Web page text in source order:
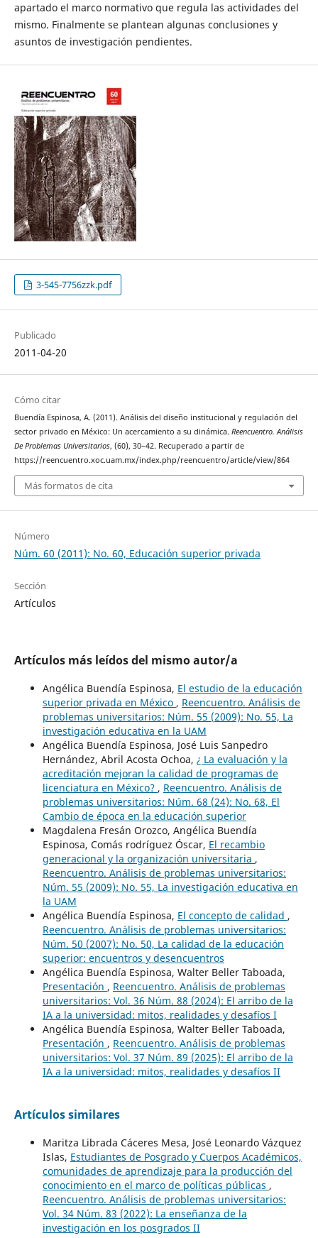
apartado el marco normativo que regula las actividades del
mismo. Finalmente se plantean algunas conclusiones y
asuntos de investigación pendientes.
3-545-7756zzk.pdf
Publicado
2011-04-20
Cómo citar
Buendía Espinosa, A. (2011). Análisis del diseño institucional y regulación del
sector privado en México: Un acercamiento a su dinámica. Reencuentro. Análisis
De Problemas Universitarios, (60), 30–42. Recuperado a partir de
https://reencuentro.xoc.uam.mx/index.php/reencuentro/article/view/864
Más formatos de cita
Número
Núm. 60 (2011): No. 60, Educación superior privada
Sección
Artículos
Artículos más leídos del mismo autor/a
Angélica Buendía Espinosa, El estudio de la educación
superior privada en México , Reencuentro. Análisis de
problemas universitarios: Núm. 55 (2009): No. 55, La
investigación educativa en la UAM
Angélica Buendía Espinosa, José Luis Sanpedro
Hernández, Abril Acosta Ochoa, ¿ La evaluación y la
acreditación mejoran la calidad de programas de
licenciatura en México? , Reencuentro. Análisis de
problemas universitarios: Núm. 68 (24): No. 68, El
Cambio de época en la educación superior
Magdalena Fresán Orozco, Angélica Buendía
Espinosa, Comás rodríguez Óscar, El recambio
generacional y la organización universitaria ,
Reencuentro. Análisis de problemas universitarios:
Núm. 55 (2009): No. 55, La investigación educativa en
la UAM
Angélica Buendía Espinosa, El concepto de calidad ,
Reencuentro. Análisis de problemas universitarios:
Núm. 50 (2007): No. 50, La calidad de la educación
superior: encuentros y desencuentros
Angélica Buendía Espinosa, Walter Beller Taboada,
Presentación , Reencuentro. Análisis de problemas
universitarios: Vol. 36 Núm. 88 (2024): El arribo de la
IA a la universidad: mitos, realidades y desafíos I
Angélica Buendía Espinosa, Walter Beller Taboada,
Presentación , Reencuentro. Análisis de problemas
universitarios: Vol. 37 Núm. 89 (2025): El arribo de la
IA a la universidad: mitos, realidades y desafíos II
Artículos similares
Maritza Librada Cáceres Mesa, José Leonardo Vázquez
Islas, Estudiantes de Posgrado y Cuerpos Académicos,
comunidades de aprendizaje para la producción del
conocimiento en el marco de políticas públicas ,
Reencuentro. Análisis de problemas universitarios:
Vol. 34 Núm. 83 (2022): La enseñanza de la
investigación en los posgrados II